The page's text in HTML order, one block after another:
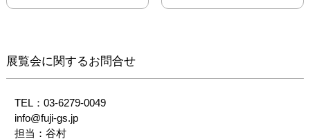
た未発表のドローイング
枚のパラフィン紙を用い
たドローイング作品を展
示いたします。2回の展
覧会は、フェミニズムア
ーティストとしてカテゴ
展覧会に関するお問合せ
TEL：03-6279-0049
info@fuji-gs.jp
担当：谷村